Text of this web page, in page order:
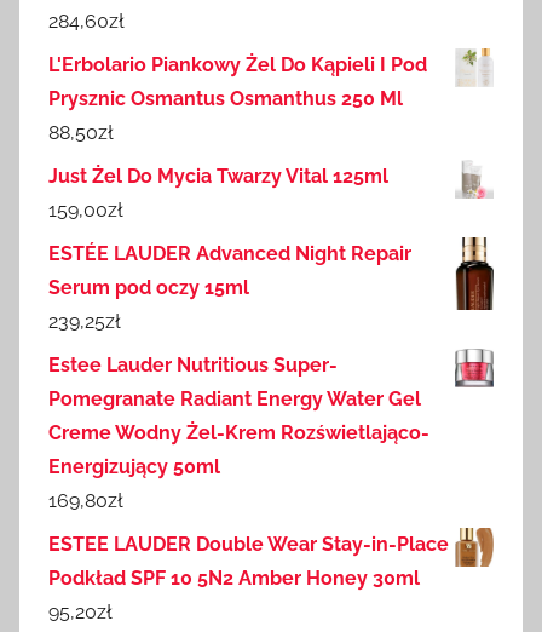
284,60zł
L'Erbolario Piankowy Żel Do Kąpieli I Pod
Prysznic Osmantus Osmanthus 250 Ml
88,50zł
Just Żel Do Mycia Twarzy Vital 125ml
159,00zł
ESTÉE LAUDER Advanced Night Repair
Serum pod oczy 15ml
239,25zł
Estee Lauder Nutritious Super-
Pomegranate Radiant Energy Water Gel
Creme Wodny Żel-Krem Rozświetlająco-
Energizujący 50ml
169,80zł
ESTEE LAUDER Double Wear Stay-in-Place
Podkład SPF 10 5N2 Amber Honey 30ml
95,20zł